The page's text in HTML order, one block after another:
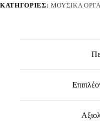
ΚΑΤΗΓΟΡΊΕΣ: ΜΟΥΣΙΚΆ